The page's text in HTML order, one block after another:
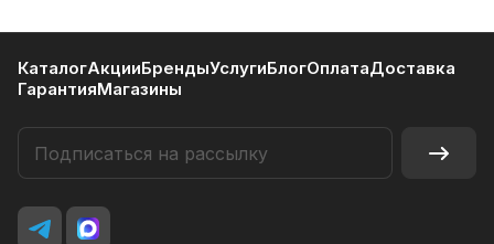
КаталогАкцииБрендыУслугиБлогОплатаДоставка
ГарантияМагазины